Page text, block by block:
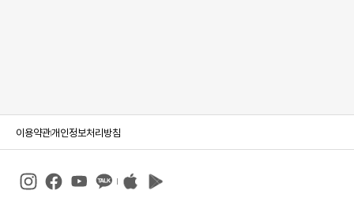
이용약관개인정보처리방침